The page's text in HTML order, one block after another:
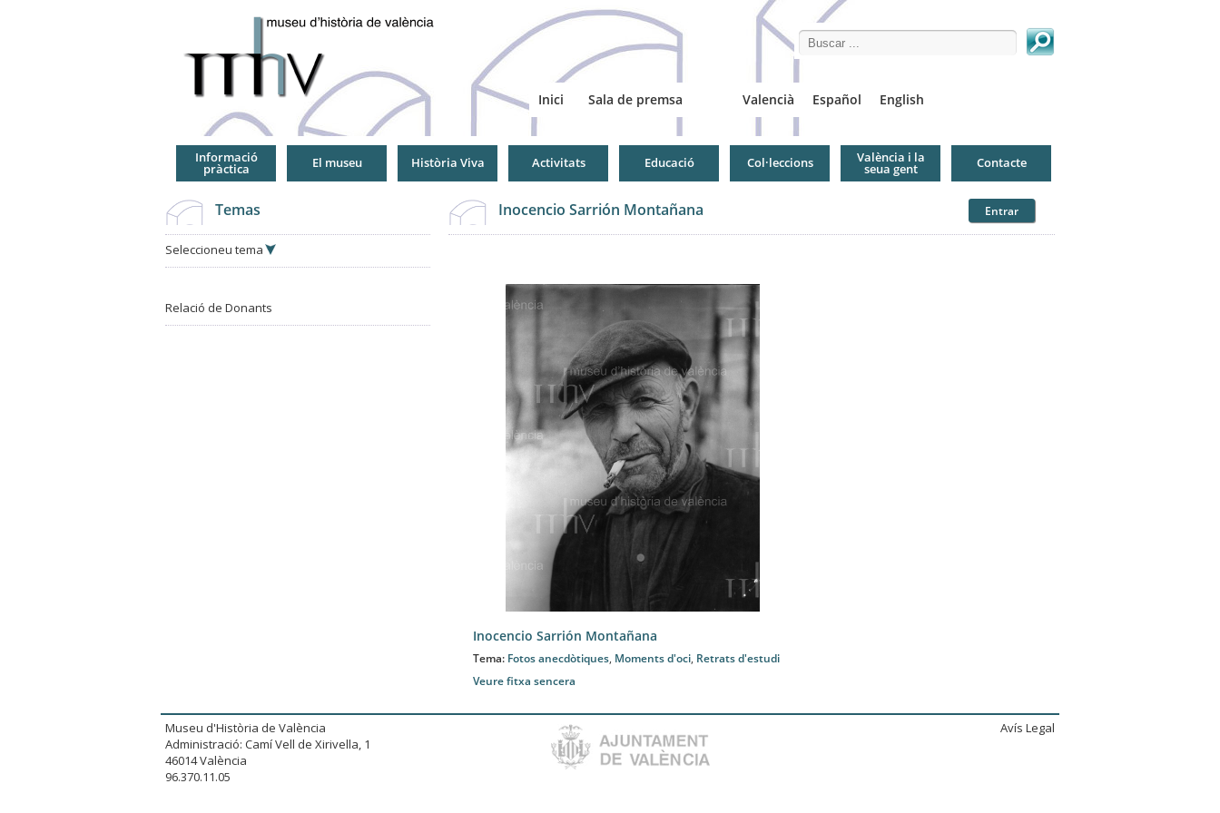
Search this site
Valencià Español English
Inici Sala de premsa
Informació
pràctica El museu Història Viva Activitats Educació Col·leccions València i la
seua gent Contacte
Temas
Seleccioneu tema
Relació de Donants
Inocencio Sarrión Montañana Entrar
Inocencio Sarrión Montañana
Tema: Fotos anecdòtiques, Moments d'oci, Retrats d'estudi
Veure fitxa sencera
Museu d'Història de València
Administració: Camí Vell de Xirivella, 1
46014 València
96.370.11.05
Avís Legal